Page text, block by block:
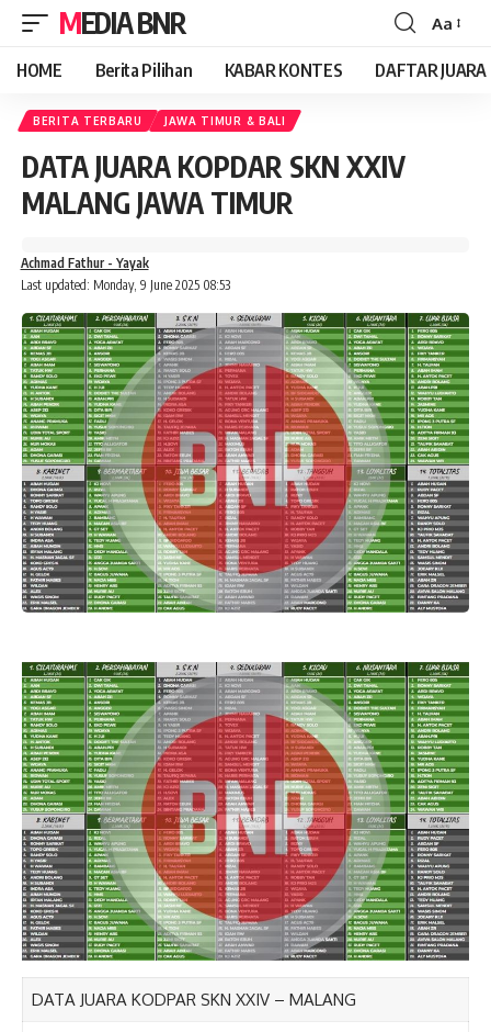
MEDIA BNR
Font
Resizer
Aa
HOME Berita Pilihan KABAR KONTES DAFTAR JUARA
BERITA TERBARU JAWA TIMUR & BALI
DATA JUARA KOPDAR SKN XXIV
MALANG JAWA TIMUR
Last updated: Monday, 9 June 2025 08:53
Achmad Fathur - Yayak
DATA JUARA KODPAR SKN XXIV – MALANG